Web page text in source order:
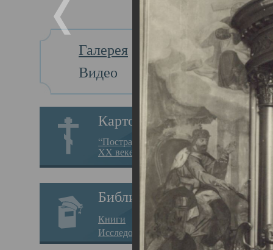
Галерея
Видео
Картотека
“Пострадавшие за веру в
XX веке на Севере”
Библиотека
Книги
Исследования
Главная